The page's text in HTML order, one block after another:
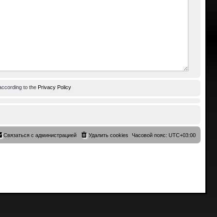
to the Privacy Policy
Часовой пояс:UTC+03:00
Удалить cookies
Связаться с администрацией